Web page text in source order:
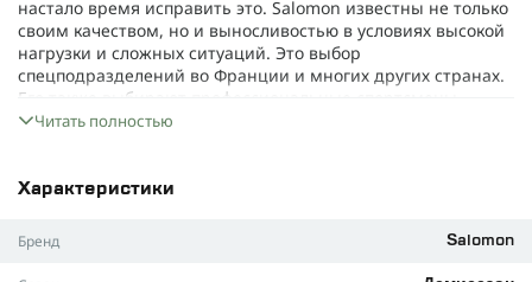
настало время исправить это. Salomon известны не только
своим качеством, но и выносливостью в условиях высокой
нагрузки и сложных ситуаций. Это выбор
спецподразделений во Франции и многих других странах.
Его также выбирают профессиональные спортсмены.
Основная фишка этой обуви - это технология GORE-TEX.
сухость при любых, даже самых влажных, условиях. При
этом нога не закупоривается, а "дышит".
Также стоит обратить внимание на новый каркас подошвы
- ADV-C. Он позволяет защитить стопу от внешнего изгиба,
Читать полностью
Характеристики
Бренд Salomon